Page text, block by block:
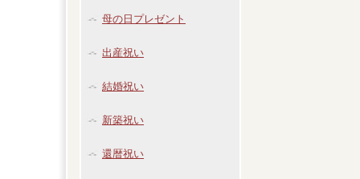
母の日プレゼント
出産祝い
結婚祝い
新築祝い
還暦祝い